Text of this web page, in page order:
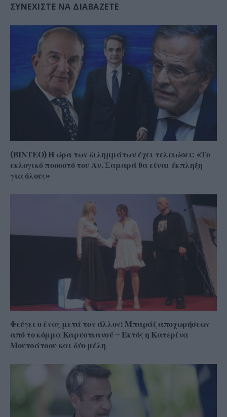
ΣΥΝΕΧΊΣΤΕ ΝΑ ΔΙΑΒΆΖΕΤΕ
(ΒΙΝΤΕΟ) Η ώρα των διλημμάτων έχει τελειώσει: «Το
εκλογικό ποσοστό του Αν. Σαμαρά θα είναι έκπληξη
για όλους»
Φεύγει ο ένας μετά τον άλλον: Μπαράζ αποχωρήσεων
από το κόμμα Καρυστιανού – Εκτός η Κατερίνα
Μουτσάτσου και δύο μέλη